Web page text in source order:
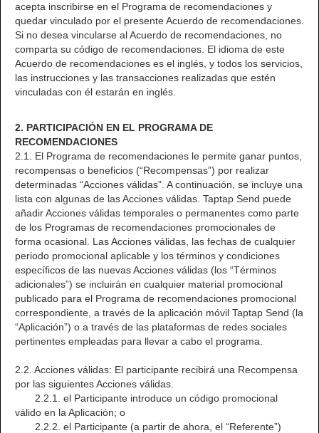
acepta inscribirse en el Programa de recomendaciones y
quedar vinculado por el presente Acuerdo de recomendaciones.
Si no desea vincularse al Acuerdo de recomendaciones, no
comparta su código de recomendaciones. El idioma de este
Acuerdo de recomendaciones es el inglés, y todos los servicios,
las instrucciones y las transacciones realizadas que estén
vinculadas con él estarán en inglés.
2. PARTICIPACIÓN EN EL PROGRAMA DE
RECOMENDACIONES
2.1. El Programa de recomendaciones le permite ganar puntos,
recompensas o beneficios (“Recompensas”) por realizar
determinadas “Acciones válidas”. A continuación, se incluye una
lista con algunas de las Acciones válidas. Taptap Send puede
añadir Acciones válidas temporales o permanentes como parte
de los Programas de recomendaciones promocionales de
forma ocasional. Las Acciones válidas, las fechas de cualquier
periodo promocional aplicable y los términos y condiciones
específicos de las nuevas Acciones válidas (los “Términos
adicionales”) se incluirán en cualquier material promocional
publicado para el Programa de recomendaciones promocional
correspondiente, a través de la aplicación móvil Taptap Send (la
“Aplicación”) o a través de las plataformas de redes sociales
pertinentes empleadas para llevar a cabo el programa.
2.2. Acciones válidas: El participante recibirá una Recompensa
por las siguientes Acciones válidas.
2.2.1. el Participante introduce un código promocional
válido en la Aplicación; o
2.2.2. el Participante (a partir de ahora, el “Referente”)